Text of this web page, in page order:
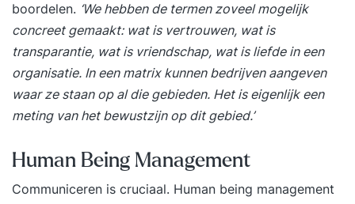
boordelen. ‘We hebben de termen zoveel mogelijk
concreet gemaakt: wat is vertrouwen, wat is
transparantie, wat is vriendschap, wat is liefde in een
organisatie. In een matrix kunnen bedrijven aangeven
waar ze staan op al die gebieden. Het is eigenlijk een
meting van het bewustzijn op dit gebied.’
Human Being Management
Communiceren is cruciaal. Human being management